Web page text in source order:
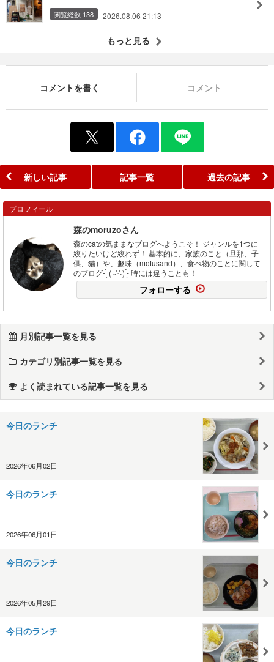
閲覧総数 138 2026.08.06 21:13
もっと見る
コメントを書く コメント
新しい記事 記事一覧 過去の記事
プロフィール
森のmoruzoさん
森のcatの気ままなブログへようこそ！ ジャンルを1つに
絞りたいけど絞れず！ 基本的に、家族のこと（旦那、子
供、猫）や、趣味（mofusand）、食べ物のことに関して
のブログ- ̗̀ ( ˶'ᵕ'˶) ̖́- 時には違うことも！
フォローする
月別記事一覧を見る
カテゴリ別記事一覧を見る
よく読まれている記事一覧を見る
今日のランチ
2026年06月02日
今日のランチ
2026年06月01日
今日のランチ
2026年05月29日
今日のランチ